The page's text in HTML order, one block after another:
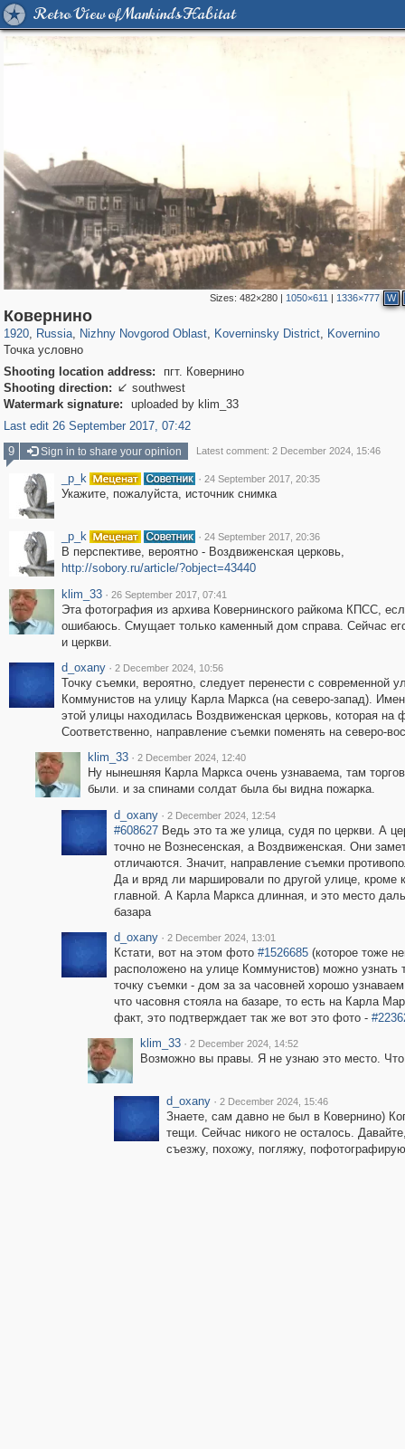
Retro View of Mankind's Habitat
Sizes: 482×280| 1050×611 | 1336×777 W
Ковернино
1920, Russia
1,406,840
, Nizhny Novgorod Oblast
27,536
, Koverninsky District, Kovernino
Точка условно
Shooting location address:
пгт. Ковернино
Shooting direction:  southwest
Watermark signature:
uploaded by klim_33
Last edit 26 September 2017, 07:42
9
Sign in to share your opinion Latest comment: 2 December 2024, 15:46
_p_k · 24 September 2017, 20:35
Укажите, пожалуйста, источник снимка
_p_k · 24 September 2017, 20:36
В перспективе, вероятно - Воздвиженская церковь,
http://sobory.ru/article/?object=43440
klim_33 · 26 September 2017, 07:41
Эта фотография из архива Ковернинского райкома КПСС,
ошибаюсь. Смущает только каменный дом справа. Сейчас
и церкви.
d_oxany · 2 December 2024, 10:56
Точку съемки, вероятно, следует перенести с современной
Коммунистов на улицу Карла Маркса (на северо-запад).
этой улицы находилась Воздвиженская церковь, которая на
Соответственно, направление съемки поменять на северо-
klim_33 · 2 December 2024, 12:40
Ну нынешняя Карла Маркса очень узнаваема, там
были. и за спинами солдат была бы видна пожарка.
d_oxany · 2 December 2024, 12:54
#608627Ведь это та же улица, судя по церкви. А
точно не Вознесенская, а Воздвиженская. Они
отличаются. Значит, направление съемки
Да и вряд ли маршировали по другой улице, кроме
главной. А Карла Маркса длинная, и это место
базара
d_oxany · 2 December 2024, 13:01
Кстати, вот на этом фото #1526685(которое тоже
расположено на улице Коммунистов) можно узнать
точку съемки - дом за за часовней хорошо
что часовня стояла на базаре, то есть на Карла
факт, это подтверждает так же вот это фото -
klim_33 · 2 December 2024, 14:52
Возможно вы правы. Я не узнаю это место.
d_oxany · 2 December 2024, 15:46
Знаете, сам давно не был в Ковернино)
тещи. Сейчас никого не осталось.
съезжу, похожу, погляжу,